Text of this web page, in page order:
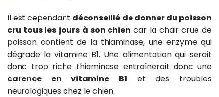
Il est cependant déconseillé de donner du poisson
cru tous les jours à son chien car la chair crue de
poisson contient de la thiaminase, une enzyme qui
dégrade la vitamine B1. Une alimentation qui serait
donc trop riche thiaminase entraînerait donc une
carence en vitamine B1 et des troubles
neurologiques chez le chien.